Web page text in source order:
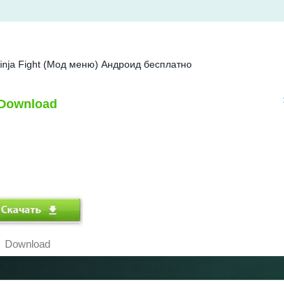
Fight (Мод меню) Андроид бесплатно
Download